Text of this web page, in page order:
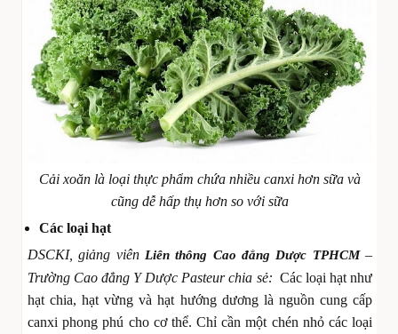
Cải xoăn là loại thực phẩm chứa nhiều canxi hơn sữa và
cũng dễ hấp thụ hơn so với sữa
Các loại hạt
DSCKI, giảng viên Liên thông Cao đẳng Dược TPHCM –
Trường Cao đẳng Y Dược Pasteur chia sẻ: Các loại hạt như
hạt chia, hạt vừng và hạt hướng dương là nguồn cung cấp
canxi phong phú cho cơ thể. Chỉ cần một chén nhỏ các loại